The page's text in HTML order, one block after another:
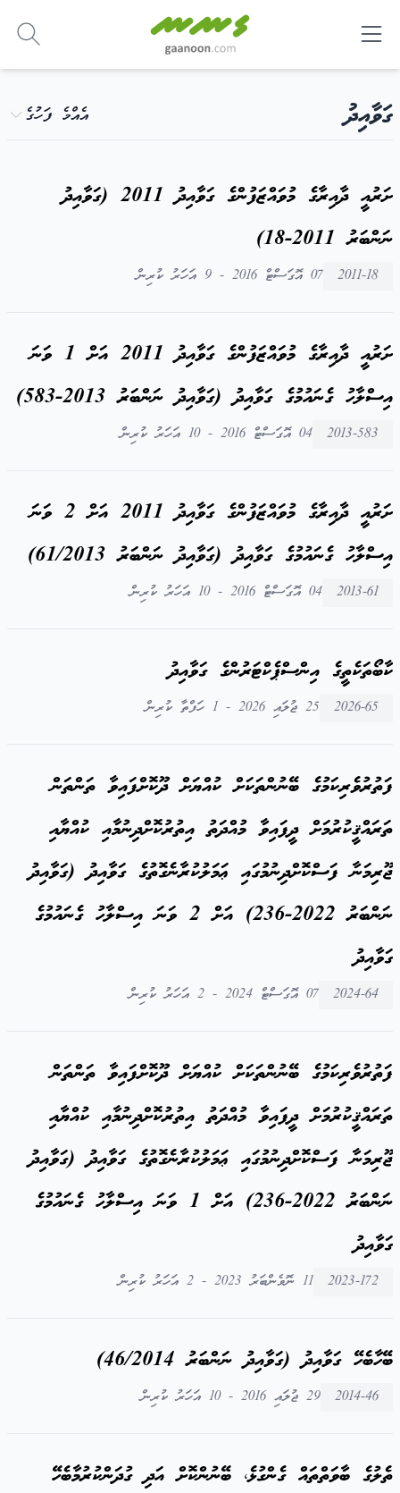
ގަވާއިދު އެއްމެ ފަހުގެ
ށަރުއީ ދާއިރާގެ މުވައްޒަފުންގެ ގަވާއިދު 2011 (ގަވާއިދު
ނަންބަރު 2011-18)
2011-18 07 އޮގަސްޓް 2016 - 9 އަހަރު ކުރިން
ށަރުއީ ދާއިރާގެ މުވައްޒަފުންގެ ގަވާއިދު 2011 އަށް 1 ވަނަ
އިސްލާހު ގެނައުމުގެ ގަވާއިދު (ގަވާއިދު ނަންބަރު 2013-583)
2013-583 04 އޮގަސްޓް 2016 - 10 އަހަރު ކުރިން
ށަރުއީ ދާއިރާގެ މުވައްޒަފުންގެ ގަވާއިދު 2011 އަށް 2 ވަނަ
އިސްލާހު ގެނައުމުގެ ގަވާއިދު (ގަވާއިދު ނަންބަރު 61/2013)
2013-61 04 އޮގަސްޓް 2016 - 10 އަހަރު ކުރިން
ކާބޯތަކެތީގެ އިންސްޕެކްޓަރުންގެ ގަވާއިދު
2026-65 25 ޖުލައި 2026 - 1 ހަފްތާ ކުރިން
ފަތުރުވެރިކަމުގެ ބޭނުންތަކަށް ކުއްޔަށް ދޫކޮށްފައިވާ ތަންތަން
ތަރައްޤީކުރުމަށް ދީފައިވާ މުއްދަތު އިތުރުކޮށްދިނުމާއި ކުއްޔާއި
ޖޫރިމަނާ ފަސްކޮށްދިނުމުގައި ޢަމަލުކުރާނެގޮތުގެ ގަވާއިދު (ގަވާއިދު
ނަންބަރު 2022-236) އަށް 2 ވަނަ އިސްލާހު ގެނައުމުގެ
ގަވާއިދު
2024-64 07 އޮގަސްޓް 2024 - 2 އަހަރު ކުރިން
ފަތުރުވެރިކަމުގެ ބޭނުންތަކަށް ކުއްޔަށް ދޫކޮށްފައިވާ ތަންތަން
ތަރައްޤީކުރުމަށް ދީފައިވާ މުއްދަތު އިތުރުކޮށްދިނުމާއި ކުއްޔާއި
ޖޫރިމަނާ ފަސްކޮށްދިނުމުގައި ޢަމަލުކުރާނެގޮތުގެ ގަވާއިދު (ގަވާއިދު
ނަންބަރު 2022-236) އަށް 1 ވަނަ އިސްލާހު ގެނައުމުގެ
ގަވާއިދު
2023-172 11 ނޮވެންބަރު 2023 - 2 އަހަރު ކުރިން
ބޭހާބެހޭ ގަވާއިދު (ގަވާއިދު ނަންބަރު 46/2014)
2014-46 29 ޖުލައި 2016 - 10 އަހަރު ކުރިން
ތެލުގެ ބާވަތްތައް ގެންގުޅެ، ބޭނުންކޮށް އަދި ގުދަންކުރުމާބެހޭ